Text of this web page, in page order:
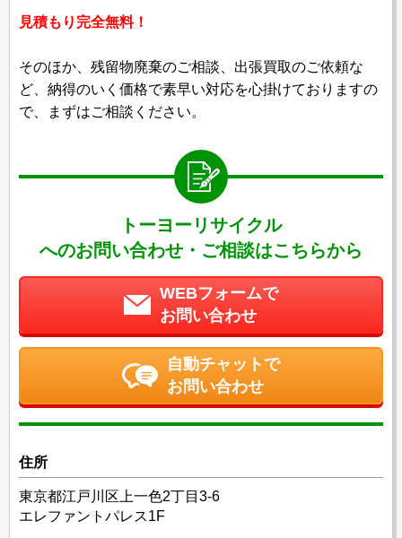
見積もり完全無料！
そのほか、残留物廃棄のご相談、出張買取のご依頼な
ど、納得のいく価格で素早い対応を心掛けておりますの
で、まずはご相談ください。
トーヨーリサイクル
へのお問い合わせ・ご相談はこちらから
WEBフォームで
お問い合わせ
自動チャットで
お問い合わせ
住所
東京都江戸川区上一色2丁目3-6
エレファントパレス1F